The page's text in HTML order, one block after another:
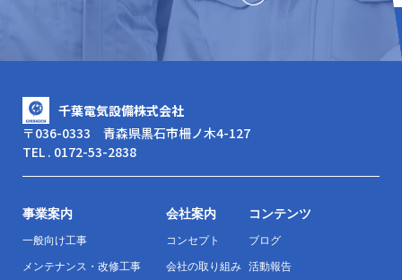
千葉電気設備株式会社
〒036-0333 青森県黒石市柵ノ木4-127
TEL . 0172-53-2838
事業案内
一般向け工事
メンテナンス・改修工事
会社案内
コンセプト
会社の取り組み
コンテンツ
ブログ
活動報告